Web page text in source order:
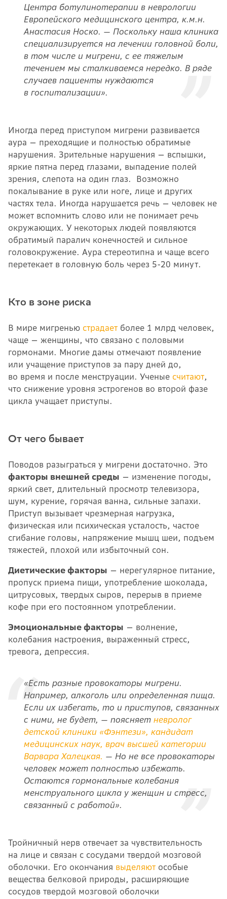
Центра ботулинотерапии в неврологии
Европейского медицинского центра, к.м.н.
Анастасия Носко. — Поскольку наша клиника
специализируется на лечении головной боли,
в том числе и мигрени, с ее тяжелым
течением мы сталкиваемся нередко. В ряде
случаев пациенты нуждаются
в госпитализации».
Иногда перед приступом мигрени развивается
аура — преходящие и полностью обратимые
нарушения. Зрительные нарушения — вспышки,
яркие пятна перед глазами, выпадение полей
зрения, слепота на один глаз. Возможно
покалывание в руке или ноге, лице и других
частях тела. Иногда нарушается речь — человек не
может вспомнить слово или не понимает речь
окружающих. У некоторых людей появляются
обратимый паралич конечностей и сильное
головокружение. Аура стереотипна и чаще всего
перетекает в головную боль через 5-20 минут.
Кто в зоне риска
В мире мигренью страдает более 1 млрд человек,
чаще — женщины, что связано с половыми
гормонами. Многие дамы отмечают появление
или учащение приступов за пару дней до,
во время и после менструации. Ученые считают,
что снижение уровня эстрогенов во второй фазе
цикла учащает приступы.
От чего бывает
Поводов разыграться у мигрени достаточно. Это
факторы внешней среды — изменение погоды,
яркий свет, длительный просмотр телевизора,
шум, курение, горячая ванна, сильные запахи.
Приступ вызывает чрезмерная нагрузка,
физическая или психическая усталость, частое
сгибание головы, напряжение мышц шеи, подъем
тяжестей, плохой или избыточный сон.
Диетические факторы — нерегулярное питание,
пропуск приема пищи, употребление шоколада,
цитрусовых, твердых сыров, перерыв в приеме
кофе при его постоянном употреблении.
Эмоциональные факторы — волнение,
колебания настроения, выраженный стресс,
тревога, депрессия.
«Есть разные провокаторы мигрени.
Например, алкоголь или определенная пища.
Если их избегать, то и приступов, связанных
с ними, не будет, — поясняет невролог
детской клиники «Фэнтези», кандидат
медицинских наук, врач высшей категории
Варвара Халецкая. — Но не все провокаторы
человек может полностью избежать.
Остаются гормональные колебания
менструального цикла у женщин и стресс,
связанный с работой».
Тройничный нерв отвечает за чувствительность
на лице и связан с сосудами твердой мозговой
оболочки. Его окончания выделяют особые
вещества белковой природы, расширяющие
сосудов твердой мозговой оболочки